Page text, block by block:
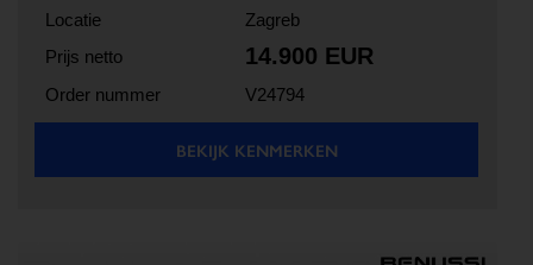
Locatie
Zagreb
Prijs netto
14.900 EUR
Order nummer V24794
BEKIJK KENMERKEN